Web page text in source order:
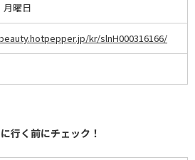
月曜日
kr/slnH000316166/
行く前にチェック！